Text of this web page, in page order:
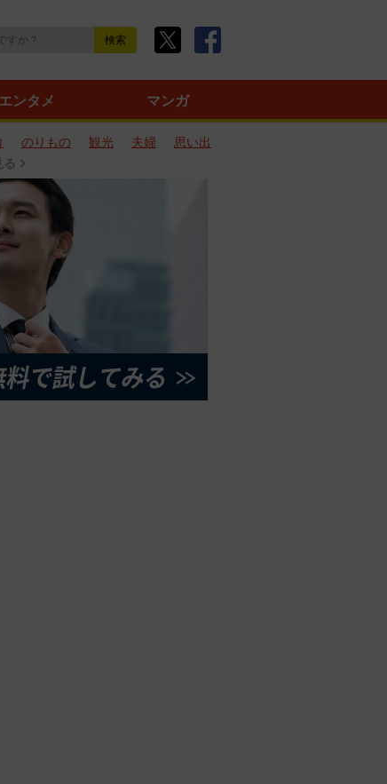
エンタメ マンガ
のりもの 観光 夫婦
思い出
る